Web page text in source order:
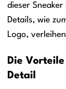
dieser
Details, wie
Logo,
Die
Detail